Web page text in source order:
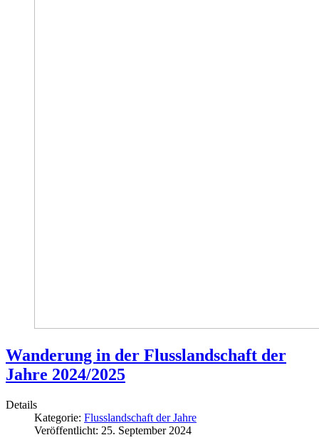
Wanderung in der Flusslandschaft der
Jahre 2024/2025
Details
Kategorie: Flusslandschaft der Jahre
Veröffentlicht: 25. September 2024